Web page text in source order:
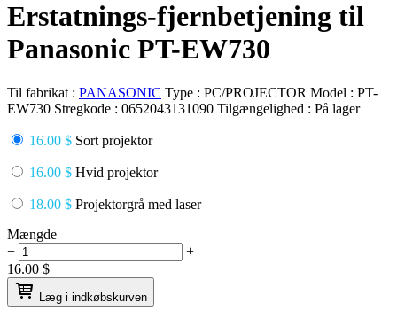
Erstatnings-fjernbetjening til
Panasonic PT-EW730
Til fabrikat : PANASONIC Type : PC/PROJECTOR Model : PT-
EW730 Stregkode : 0652043131090 Tilgængelighed : På lager
16.00 $ Sort projektor
16.00 $ Hvid projektor
18.00 $ Projektorgrå med laser
Mængde
−
+
16.00 $
Læg i indkøbskurven